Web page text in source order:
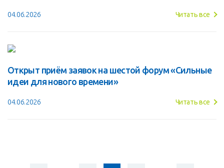
04.06.2026 Читать все
Открыт приём заявок на шестой форум «Сильные
идеи для нового времени»
04.06.2026 Читать все